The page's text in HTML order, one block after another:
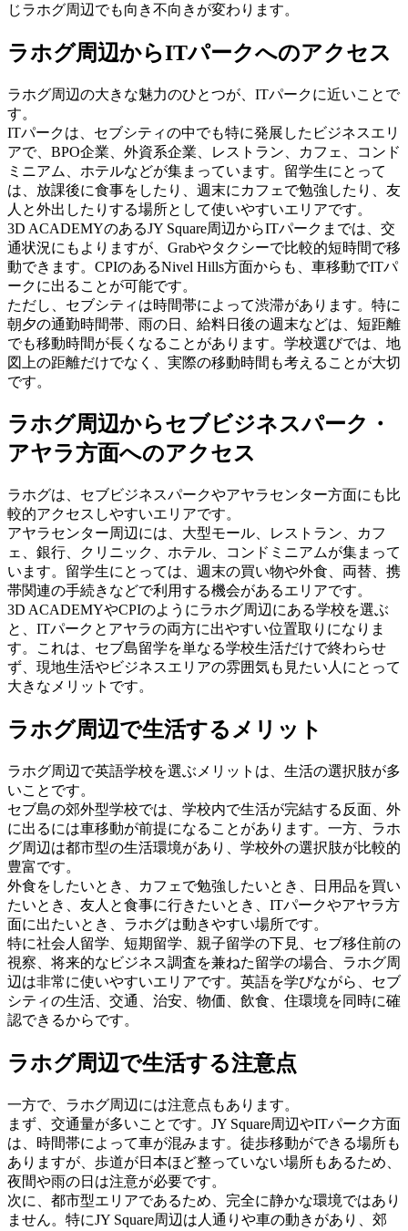
じラホグ周辺でも向き不向きが変わります。
ラホグ周辺からITパークへのアクセス
ラホグ周辺の大きな魅力のひとつが、ITパークに近いことで
す。
ITパークは、セブシティの中でも特に発展したビジネスエリ
アで、BPO企業、外資系企業、レストラン、カフェ、コンド
ミニアム、ホテルなどが集まっています。留学生にとって
は、放課後に食事をしたり、週末にカフェで勉強したり、友
人と外出したりする場所として使いやすいエリアです。
3D ACADEMYのあるJY Square周辺からITパークまでは、交
通状況にもよりますが、Grabやタクシーで比較的短時間で移
動できます。CPIのあるNivel Hills方面からも、車移動でITパ
ークに出ることが可能です。
ただし、セブシティは時間帯によって渋滞があります。特に
朝夕の通勤時間帯、雨の日、給料日後の週末などは、短距離
でも移動時間が長くなることがあります。学校選びでは、地
図上の距離だけでなく、実際の移動時間も考えることが大切
です。
ラホグ周辺からセブビジネスパーク・
アヤラ方面へのアクセス
ラホグは、セブビジネスパークやアヤラセンター方面にも比
較的アクセスしやすいエリアです。
アヤラセンター周辺には、大型モール、レストラン、カフ
ェ、銀行、クリニック、ホテル、コンドミニアムが集まって
います。留学生にとっては、週末の買い物や外食、両替、携
帯関連の手続きなどで利用する機会があるエリアです。
3D ACADEMYやCPIのようにラホグ周辺にある学校を選ぶ
と、ITパークとアヤラの両方に出やすい位置取りになりま
す。これは、セブ島留学を単なる学校生活だけで終わらせ
ず、現地生活やビジネスエリアの雰囲気も見たい人にとって
大きなメリットです。
ラホグ周辺で生活するメリット
ラホグ周辺で英語学校を選ぶメリットは、生活の選択肢が多
いことです。
セブ島の郊外型学校では、学校内で生活が完結する反面、外
に出るには車移動が前提になることがあります。一方、ラホ
グ周辺は都市型の生活環境があり、学校外の選択肢が比較的
豊富です。
外食をしたいとき、カフェで勉強したいとき、日用品を買い
たいとき、友人と食事に行きたいとき、ITパークやアヤラ方
面に出たいとき、ラホグは動きやすい場所です。
特に社会人留学、短期留学、親子留学の下見、セブ移住前の
視察、将来的なビジネス調査を兼ねた留学の場合、ラホグ周
辺は非常に使いやすいエリアです。英語を学びながら、セブ
シティの生活、交通、治安、物価、飲食、住環境を同時に確
認できるからです。
ラホグ周辺で生活する注意点
一方で、ラホグ周辺には注意点もあります。
まず、交通量が多いことです。JY Square周辺やITパーク方面
は、時間帯によって車が混みます。徒歩移動ができる場所も
ありますが、歩道が日本ほど整っていない場所もあるため、
夜間や雨の日は注意が必要です。
次に、都市型エリアであるため、完全に静かな環境ではあり
ません。特にJY Square周辺は人通りや車の動きがあり、郊